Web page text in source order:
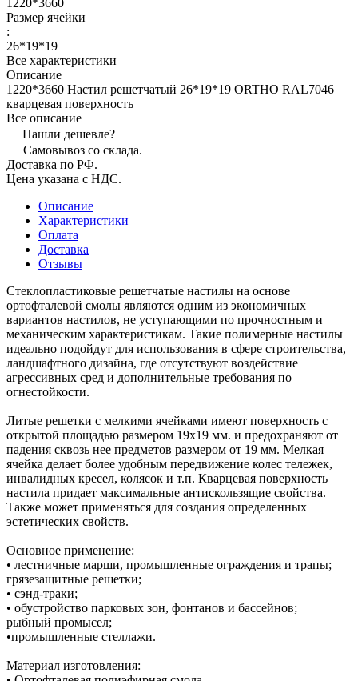
Размер ячейки
:
26*19*19
Все характеристики
Описание
1220*3660 Настил решетчатый 26*19*19 ORTHO RAL7046
кварцевая поверхность
Все описание
Нашли дешевле?
Самовывоз со склада.
Доставка по РФ.
Цена указана с НДС.
Описание
Характеристики
Оплата
Доставка
Отзывы
Стеклопластиковые решетчатые настилы на основе
ортофталевой смолы являются одним из экономичных
вариантов настилов, не уступающими по прочностным и
механическим характеристикам. Такие полимерные настилы
идеально подойдут для использования в сфере строительства,
ландшафтного дизайна, где отсутствуют воздействие
агрессивных сред и дополнительные требования по
огнестойкости.
Литые решетки с мелкими ячейками имеют поверхность с
открытой площадью размером 19х19 мм. и предохраняют от
падения сквозь нее предметов размером от 19 мм. Мелкая
ячейка делает более удобным передвижение колес тележек,
инвалидных кресел, колясок и т.п. Кварцевая поверхность
настила придает максимальные антискользящие свойства.
Также может применяться для создания определенных
эстетических свойств.
Основное применение:
• лестничные марши, промышленные ограждения и трапы;
грязезащитные решетки;
• сэнд-траки;
• обустройство парковых зон, фонтанов и бассейнов;
рыбный промысел;
•промышленные стеллажи.
Материал изготовления: